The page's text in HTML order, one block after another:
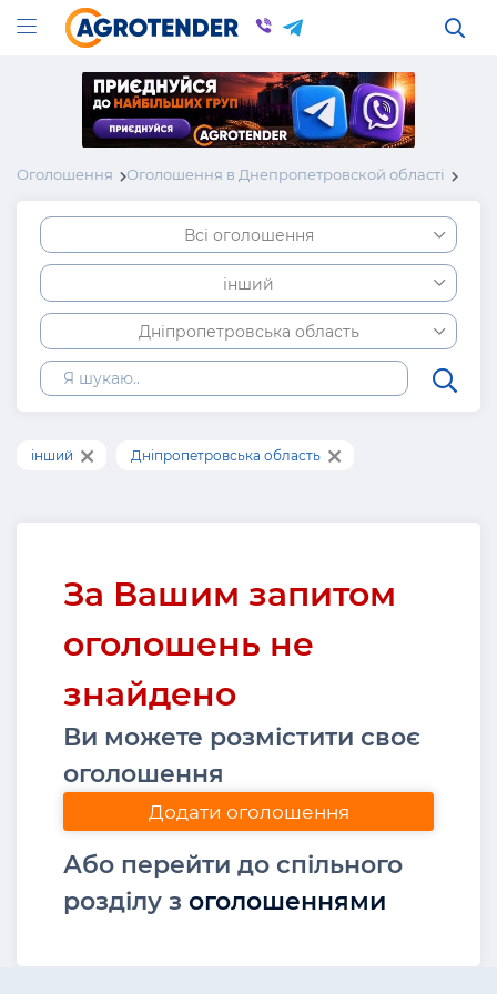
Оголошення Оголошення в Днепропетровской області
Всі оголошення
інший
Дніпропетровська область
інший Дніпропетровська область
За Вашим запитом
оголошень не
знайдено
Ви можете розмістити своє
оголошення
Додати оголошення
Або перейти до спільного
розділу з оголошеннями